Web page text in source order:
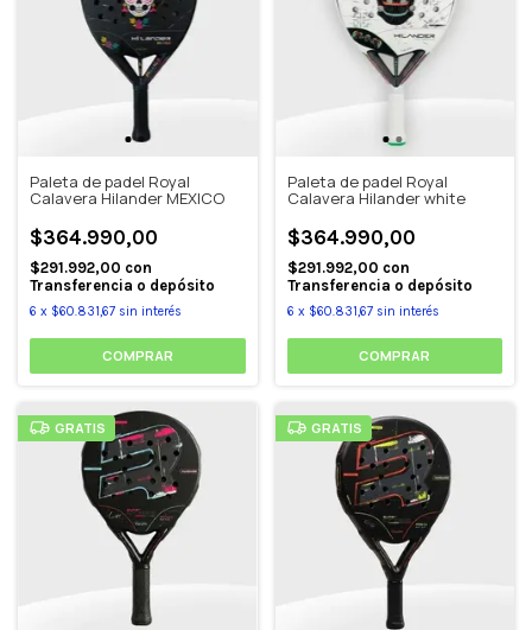
Paleta de padel Royal
Calavera Hilander MEXICO
$364.990,00
$291.992,00 con
Transferencia o depósito
6 x $60.831,67 sin interés
Paleta de padel Royal
Calavera Hilander white
$364.990,00
$291.992,00 con
Transferencia o depósito
6 x $60.831,67 sin interés
GRATIS GRATIS